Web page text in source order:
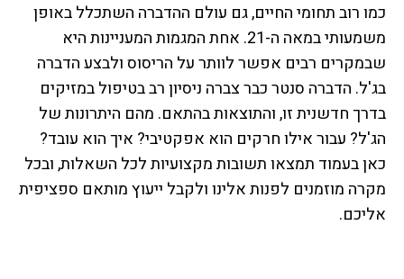
כמו רוב תחומי החיים, גם עולם ההדברה השתכלל באופן
משמעותי במאה ה-21. אחת המגמות המעניינות היא
שבמקרים רבים אפשר לוותר על הריסוס ולבצע הדברה
בג'ל. הדברה סנטר כבר צברה ניסיון רב בטיפול במזיקים
בדרך חדשנית זו, והתוצאות בהתאם. מהם היתרונות של
הג'ל? עבור אילו חרקים הוא אפקטיבי? איך הוא עובד?
כאן בעמוד תמצאו תשובות מקצועיות לכל השאלות, ובכל
מקרה מוזמנים לפנות אלינו ולקבל ייעוץ מותאם ספציפית
אליכם.